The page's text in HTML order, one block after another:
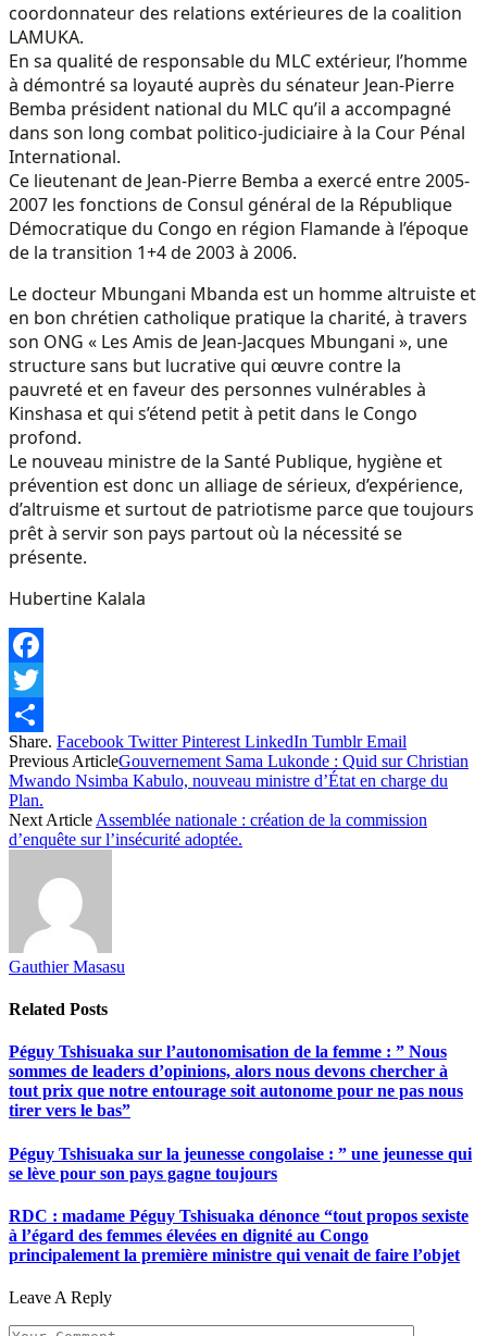
coordonnateur des relations extérieures de la coalition
LAMUKA.
En sa qualité de responsable du MLC extérieur, l’homme
à démontré sa loyauté auprès du sénateur Jean-Pierre
Bemba président national du MLC qu’il a accompagné
dans son long combat politico-judiciaire à la Cour Pénal
International.
Ce lieutenant de Jean-Pierre Bemba a exercé entre 2005-
2007 les fonctions de Consul général de la République
Démocratique du Congo en région Flamande à l’époque
de la transition 1+4 de 2003 à 2006.
Le docteur Mbungani Mbanda est un homme altruiste et
en bon chrétien catholique pratique la charité, à travers
son ONG « Les Amis de Jean-Jacques Mbungani », une
structure sans but lucrative qui œuvre contre la
pauvreté et en faveur des personnes vulnérables à
Kinshasa et qui s’étend petit à petit dans le Congo
profond.
Le nouveau ministre de la Santé Publique, hygiène et
prévention est donc un alliage de sérieux, d’expérience,
d’altruisme et surtout de patriotisme parce que toujours
prêt à servir son pays partout où la nécessité se
présente.
Hubertine Kalala
Facebook
Twitter
Share
Share. Facebook Twitter Pinterest LinkedIn Tumblr Email
Previous ArticleGouvernement Sama Lukonde : Quid sur Christian
Mwando Nsimba Kabulo, nouveau ministre d’État en charge du
Plan.
Next Article Assemblée nationale : création de la commission
d’enquête sur l’insécurité adoptée.
Gauthier Masasu
Related Posts
Péguy Tshisuaka sur l’autonomisation de la femme : ” Nous
sommes de leaders d’opinions, alors nous devons chercher à
tout prix que notre entourage soit autonome pour ne pas nous
tirer vers le bas”
Péguy Tshisuaka sur la jeunesse congolaise : ” une jeunesse qui
se lève pour son pays gagne toujours
RDC : madame Péguy Tshisuaka dénonce “tout propos sexiste
à l’égard des femmes élevées en dignité au Congo
principalement la première ministre qui venait de faire l’objet
Leave A Reply